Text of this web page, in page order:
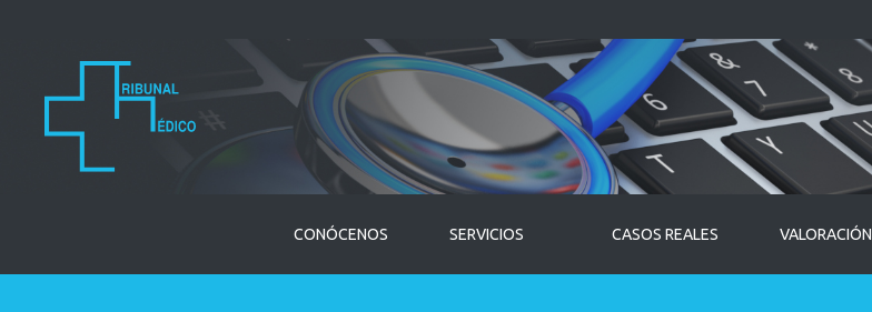
CONÓCENOS SERVICIOS CASOS REALES VALORACIÓN